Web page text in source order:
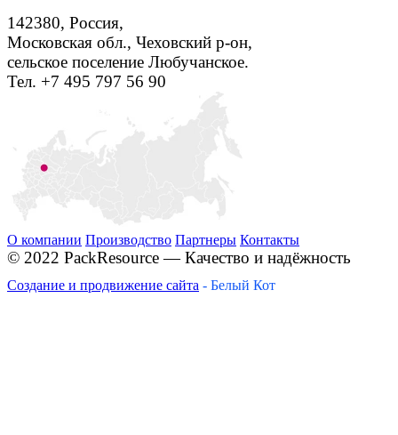
142380, Россия,
Московская обл., Чеховский р-он,
сельское поселение Любучанское.
Тел. +7 495 797 56 90
О компании Производство Партнеры Контакты
© 2022 PackResource — Качество и надёжность
Создание и продвижение сайта - Белый Кот